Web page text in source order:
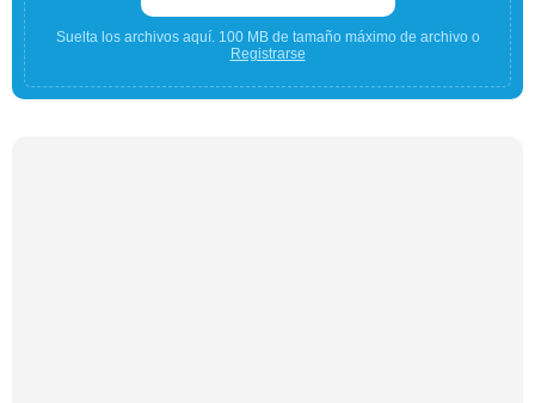
Suelta los archivos aquí. 100 MB de tamaño máximo de archivo o
Registrarse